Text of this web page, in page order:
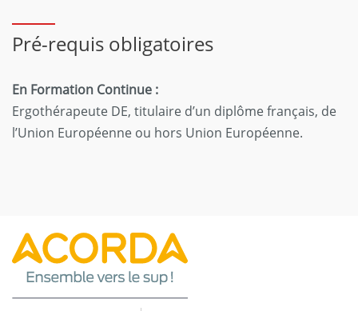
Pré-requis obligatoires
En Formation Continue :
Ergothérapeute DE, titulaire d’un diplôme français, de
l’Union Européenne ou hors Union Européenne.